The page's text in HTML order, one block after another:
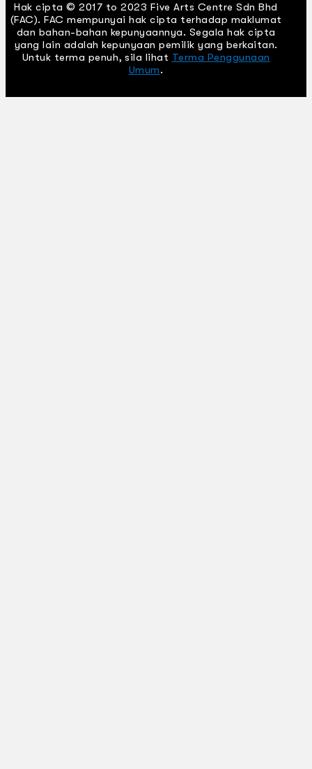
Hak cipta © 2017 to 2023 Five Arts Centre Sdn Bhd
(FAC). FAC mempunyai hak cipta terhadap maklumat
dan bahan-bahan kepunyaannya. Segala hak cipta
yang lain adalah kepunyaan pemilik yang berkaitan.
Untuk terma penuh, sila lihat Terma Penggunaan
Umum.